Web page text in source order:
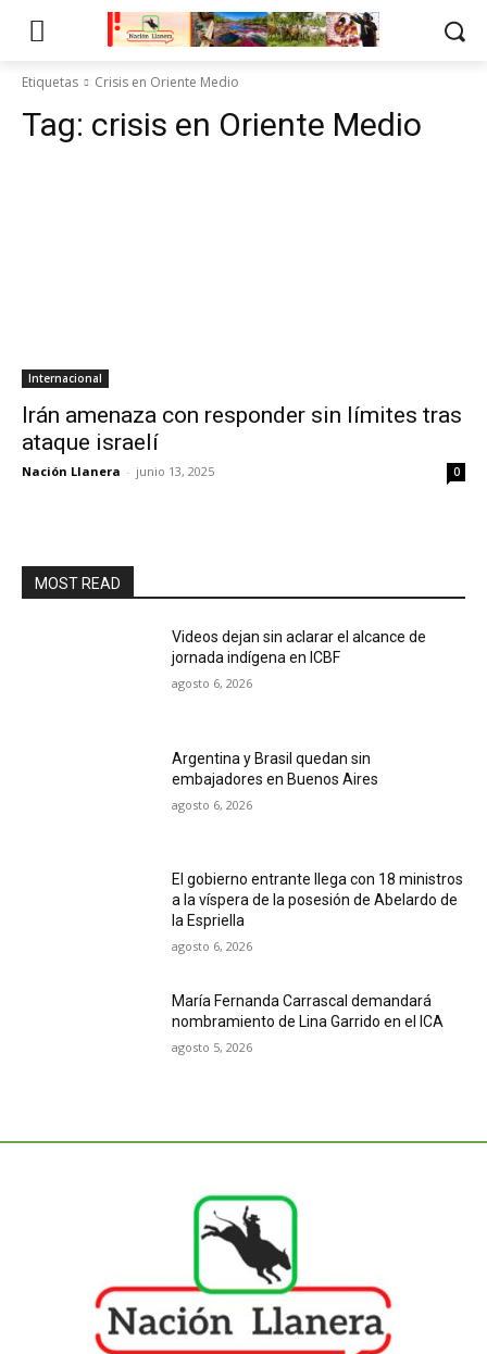
Etiquetas Crisis en Oriente Medio
Tag: crisis en Oriente Medio
Internacional
Irán amenaza con responder sin límites tras
ataque israelí
Nación Llanera - junio 13, 2025 0
MOST READ
Videos dejan sin aclarar el alcance de
jornada indígena en ICBF
agosto 6, 2026
Argentina y Brasil quedan sin
embajadores en Buenos Aires
agosto 6, 2026
El gobierno entrante llega con 18 ministros
a la víspera de la posesión de Abelardo de
la Espriella
agosto 6, 2026
María Fernanda Carrascal demandará
nombramiento de Lina Garrido en el ICA
agosto 5, 2026